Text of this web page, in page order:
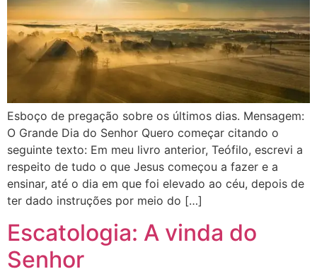
Esboço de pregação sobre os últimos dias. Mensagem:
O Grande Dia do Senhor Quero começar citando o
seguinte texto: Em meu livro anterior, Teófilo, escrevi a
respeito de tudo o que Jesus começou a fazer e a
ensinar, até o dia em que foi elevado ao céu, depois de
ter dado instruções por meio do […]
Escatologia: A vinda do
Senhor